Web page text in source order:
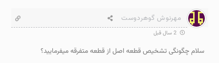
مهرنوش گوهردوست
2 سال قبل
سلام چگونگی تشخیص قطعه اصل از قطعه متفرقه میفرمایید؟